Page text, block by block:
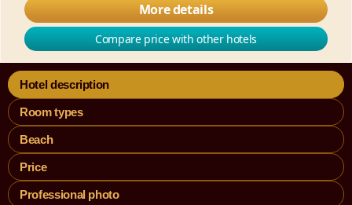
More details
Compare price with other hotels
Hotel description
Room types
Beach
Price
Professional photo